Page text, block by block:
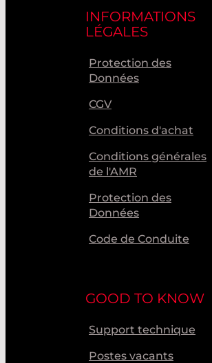
INFORMATIONS
LÉGALES
Protection des
Données
CGV
Conditions d'achat
Conditions générales
de l'AMR
Protection des
Données
Code de Conduite
GOOD TO KNOW
Support technique
Postes vacants